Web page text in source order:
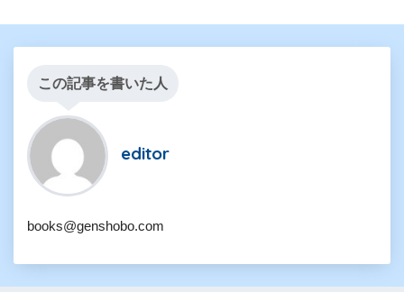
この記事を書いた人
editor
books@genshobo.com